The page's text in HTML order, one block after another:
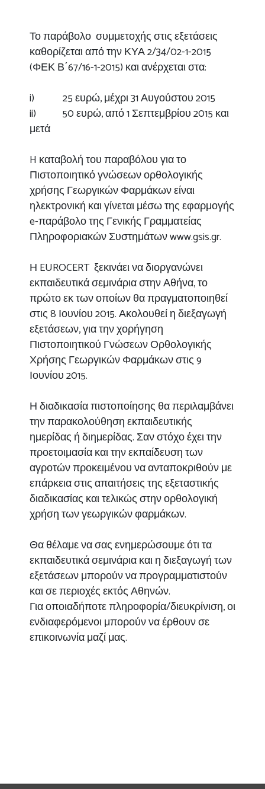
Το παράβολο συμμετοχής στις εξετάσεις
καθορίζεται από την ΚΥΑ 2/34/02-1-2015
(ΦΕΚ Β΄67/16-1-2015) και ανέρχεται στα:
i) 25 ευρώ, μέχρι 31 Αυγούστου 2015
ii) 50 ευρώ, από 1 Σεπτεμβρίου 2015 και
μετά
H καταβολή του παραβόλου για το
Πιστοποιητικό γνώσεων ορθολογικής
χρήσης Γεωργικών Φαρμάκων είναι
ηλεκτρονική και γίνεται μέσω της εφαρμογής
e-παράβολο της Γενικής Γραμματείας
Πληροφοριακών Συστημάτων www.gsis.gr.
Η EUROCERT ξεκινάει να διοργανώνει
εκπαιδευτικά σεμινάρια στην Αθήνα, το
πρώτο εκ των οποίων θα πραγματοποιηθεί
στις 8 Ιουνίου 2015. Ακολουθεί η διεξαγωγή
εξετάσεων, για την χορήγηση
Πιστοποιητικού Γνώσεων Ορθολογικής
Χρήσης Γεωργικών Φαρμάκων στις 9
Ιουνίου 2015.
Η διαδικασία πιστοποίησης θα περιλαμβάνει
την παρακολούθηση εκπαιδευτικής
ημερίδας ή διημερίδας. Σαν στόχο έχει την
προετοιμασία και την εκπαίδευση των
αγροτών προκειμένου να ανταποκριθούν με
επάρκεια στις απαιτήσεις της εξεταστικής
διαδικασίας και τελικώς στην ορθολογική
χρήση των γεωργικών φαρμάκων.
Θα θέλαμε να σας ενημερώσουμε ότι τα
εκπαιδευτικά σεμινάρια και η διεξαγωγή των
εξετάσεων μπορούν να προγραμματιστούν
και σε περιοχές εκτός Αθηνών.
Για οποιαδήποτε πληροφορία/διευκρίνιση, οι
ενδιαφερόμενοι μπορούν να έρθουν σε
επικοινωνία μαζί μας.